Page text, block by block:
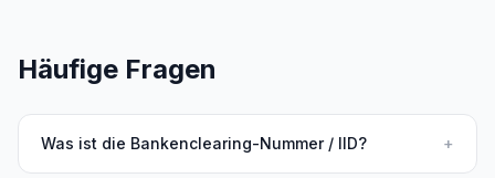
Häufige Fragen
Was ist die Bankenclearing-Nummer / IID? +